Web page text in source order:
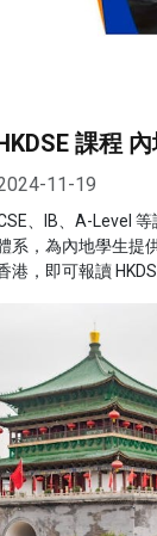
課程
11-19
、IB、A-Level
系，為內地學生提
，即可報讀